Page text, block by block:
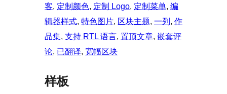
客, 定制颜色, 定制 Logo, 定制菜单, 编
辑器样式, 特色图片, 区块主题, 一列 , 作
品集, 支持 RTL 语言, 置顶文章, 嵌套评
论, 已翻译, 宽幅区块
样板